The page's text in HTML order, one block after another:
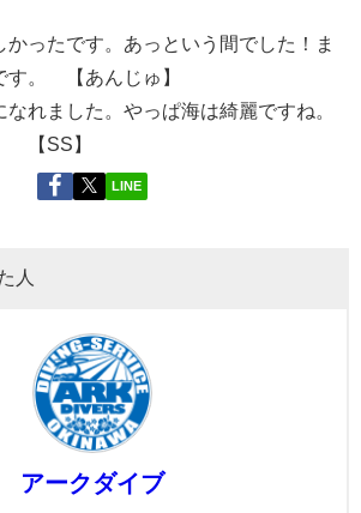
かったです。あっという間でした！ま
す。 【あんじゅ】
れました。やっぱ海は綺麗ですね。
【SS】
LINE
人
アークダイブ